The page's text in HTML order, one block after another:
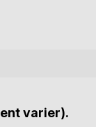
varier).